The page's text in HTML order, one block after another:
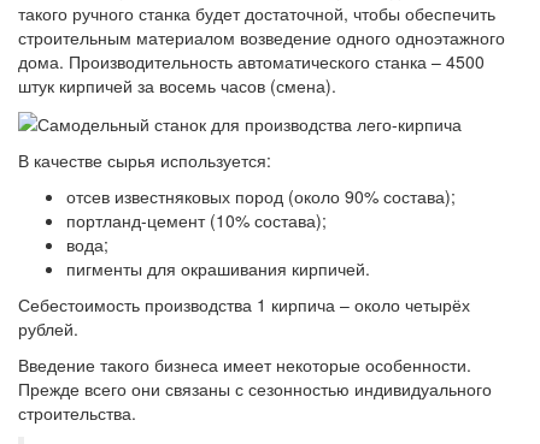
такого ручного станка будет достаточной, чтобы обеспечить
строительным материалом возведение одного одноэтажного
дома. Производительность автоматического станка – 4500
штук кирпичей за восемь часов (смена).
В качестве сырья используется:
отсев известняковых пород (около 90% состава);
портланд-цемент (10% состава);
вода;
пигменты для окрашивания кирпичей.
Себестоимость производства 1 кирпича – около четырёх
рублей.
Введение такого бизнеса имеет некоторые особенности.
Прежде всего они связаны с сезонностью индивидуального
строительства.